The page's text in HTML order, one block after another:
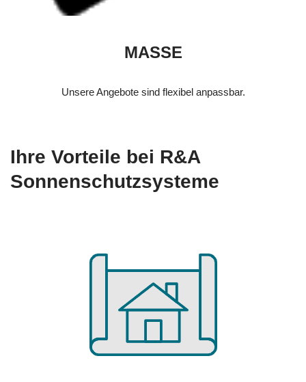
MASSE
Unsere Angebote sind flexibel anpassbar.
Ihre Vorteile bei R&A
Sonnenschutzsysteme